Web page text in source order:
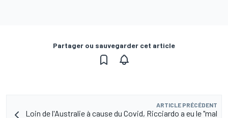
Partager ou sauvegarder cet article
ARTICLE PRÉCÉDENT
Loin de l'Australie à cause du Covid, Ricciardo a eu le "mal